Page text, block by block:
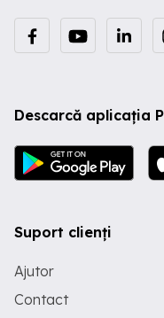
Descarcă aplicația
Suport clienți
Ajutor
Contact